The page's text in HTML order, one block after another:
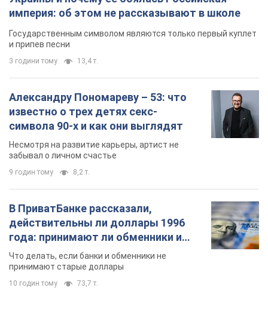
символа 90-х и как они выглядят
забывал о личном счастье
действительны ли доллары 1996
года: принимают ли обменники и
банки такие купюры
принимают старые доллары